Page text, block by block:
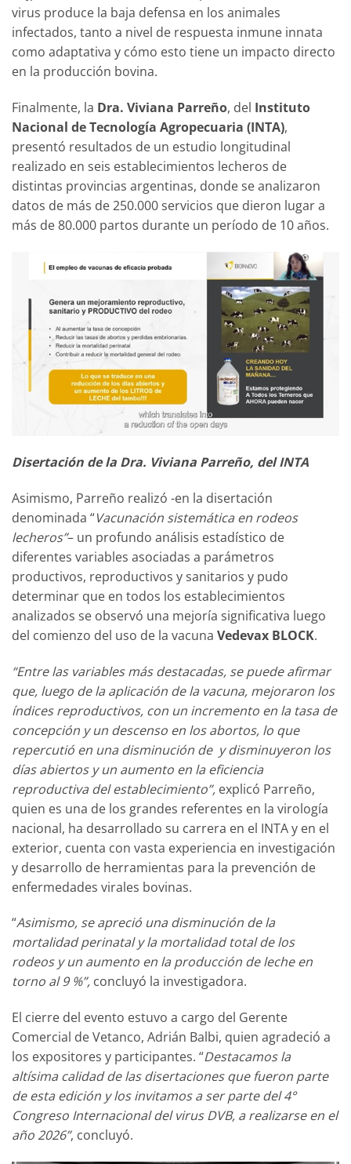
virus produce la baja defensa en los animales
infectados, tanto a nivel de respuesta inmune innata
como adaptativa y cómo esto tiene un impacto directo
en la producción bovina.
Finalmente, la Dra. Viviana Parreño, del Instituto
Nacional de Tecnología Agropecuaria (INTA),
presentó resultados de un estudio longitudinal
realizado en seis establecimientos lecheros de
distintas provincias argentinas, donde se analizaron
datos de más de 250.000 servicios que dieron lugar a
más de 80.000 partos durante un período de 10 años.
Disertación de la Dra. Viviana Parreño, del INTA
Asimismo, Parreño realizó -en la disertación
denominada “Vacunación sistemática en rodeos
lecheros”– un profundo análisis estadístico de
diferentes variables asociadas a parámetros
productivos, reproductivos y sanitarios y pudo
determinar que en todos los establecimientos
analizados se observó una mejoría significativa luego
del comienzo del uso de la vacuna Vedevax BLOCK.
“Entre las variables más destacadas, se puede afirmar
que, luego de la aplicación de la vacuna, mejoraron los
índices reproductivos, con un incremento en la tasa de
concepción y un descenso en los abortos, lo que
repercutió en una disminución de y disminuyeron los
días abiertos y un aumento en la eficiencia
reproductiva del establecimiento”, explicó Parreño,
quien es una de los grandes referentes en la virología
nacional, ha desarrollado su carrera en el INTA y en el
exterior, cuenta con vasta experiencia en investigación
y desarrollo de herramientas para la prevención de
enfermedades virales bovinas.
“Asimismo, se apreció una disminución de la
mortalidad perinatal y la mortalidad total de los
rodeos y un aumento en la producción de leche en
torno al 9 %”, concluyó la investigadora.
El cierre del evento estuvo a cargo del Gerente
Comercial de Vetanco, Adrián Balbi, quien agradeció a
los expositores y participantes. “Destacamos la
altísima calidad de las disertaciones que fueron parte
de esta edición y los invitamos a ser parte del 4°
Congreso Internacional del virus DVB, a realizarse en el
año 2026”, concluyó.